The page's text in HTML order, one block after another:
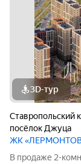
3D-тур
Ставропольский
посёлок Джуца
ЖК
В продаже 2-